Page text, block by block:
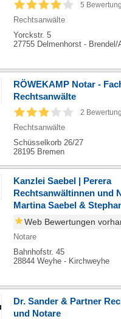
5
Rechtsanwälte
Yorckstr. 5
27755 Delmenhorst - Brendel/
RÖWEKAMP Notar -
Rechtsanwälte
2
Rechtsanwälte
Schüsselkorb 26/27
28195 Bremen
Kanzlei Saebel | Perera
Rechtsanwältinnen und
Martina Saebel &
Web Bewertungen
Notare
Bahnhofstr. 45
28844 Weyhe - Kirchweyhe
Dr. Sander & Partner
und Notare